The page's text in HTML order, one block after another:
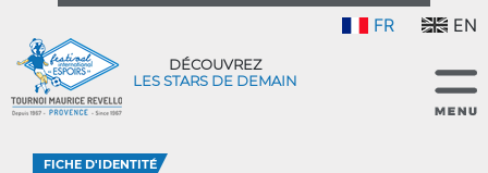
FR EN
DÉCOUVREZ
LES STARS DE DEMAIN
FICHE D'IDENTITÉ